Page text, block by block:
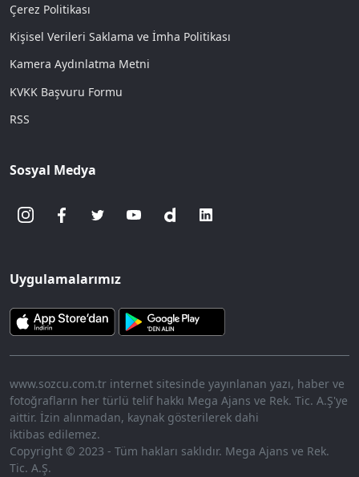
Çerez Politikası
Kişisel Verileri Saklama ve İmha Politikası
Kamera Aydınlatma Metni
KVKK Başvuru Formu
RSS
Sosyal Medya
Uygulamalarımız
www.sozcu.com.tr internet sitesinde yayınlanan yazı, haber ve
fotoğrafların her türlü telif hakkı Mega Ajans ve Rek. Tic. A.Ş'ye
aittir. İzin alınmadan, kaynak gösterilerek dahi
iktibas edilemez.
Copyright © 2023 - Tüm hakları saklıdır. Mega Ajans ve Rek.
Tic. A.Ş.